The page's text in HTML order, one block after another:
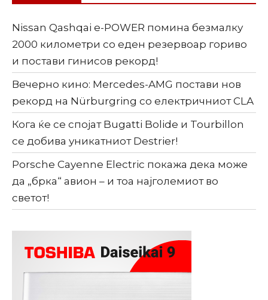
Nissan Qashqai e-POWER помина безмалку
2000 километри со еден резервоар гориво
и постави гинисов рекорд!
Вечерно кино: Mercedes-AMG постави нов
рекорд на Nürburgring со електричниот CLA
Кога ќе се спојат Bugatti Bolide и Tourbillon
се добива уникатниот Destrier!
Porsche Cayenne Electric покажа дека може
да „брка“ авион – и тоа најголемиот во
светот!